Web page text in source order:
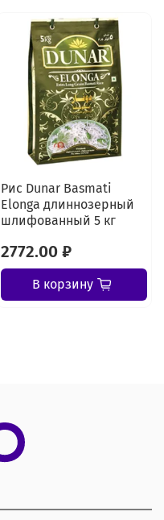
Рис Dunar Basmati
Elonga длиннозерный
шлифованный 5 кг
2772.00 ₽
В корзину